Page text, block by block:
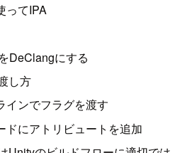
ってIPA
DeClangにする
し方
インでフラグを渡す
ドにアトリビュートを追加